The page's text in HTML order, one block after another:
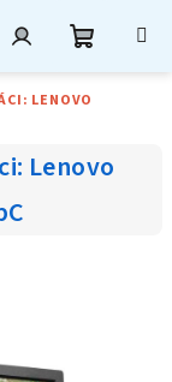
LENOVO
Lenovo